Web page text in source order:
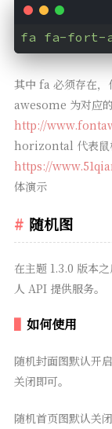
fa fa-fort-
其中 fa 必须存在
awesome 为对应
http://
horizontal 代表鼠
https://
体演示
随机图
在主题 1.3.0 版本
人 API 提供服务。
如何使用
随机封面图默认开
关闭即可。
随机首页图默认关